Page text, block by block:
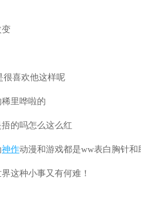
变
很喜欢他这样呢
里哗啦的
的吗怎么这么红
神作动漫和游戏都是ww表白胸针和
这种小事又有何难！